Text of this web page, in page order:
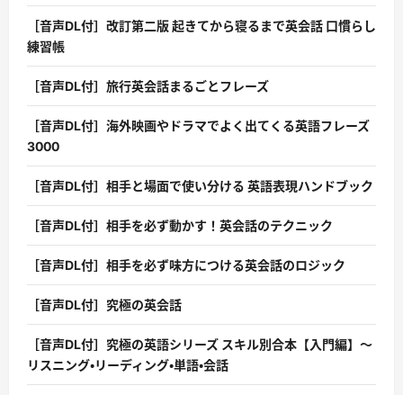
［音声DL付］改訂第二版 起きてから寝るまで英会話 口慣らし
練習帳
［音声DL付］旅行英会話まるごとフレーズ
［音声DL付］海外映画やドラマでよく出てくる英語フレーズ
3000
［音声DL付］相手と場面で使い分ける 英語表現ハンドブック
［音声DL付］相手を必ず動かす！英会話のテクニック
［音声DL付］相手を必ず味方につける英会話のロジック
［音声DL付］究極の英会話
［音声DL付］究極の英語シリーズ スキル別合本【入門編】〜
リスニング・リーディング・単語・会話